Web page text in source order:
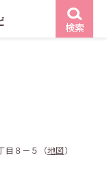
検索
目８－５（地図）